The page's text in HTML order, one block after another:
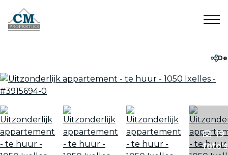
Te koop
Te huur
Verkocht/Verhuurd
19
foto's